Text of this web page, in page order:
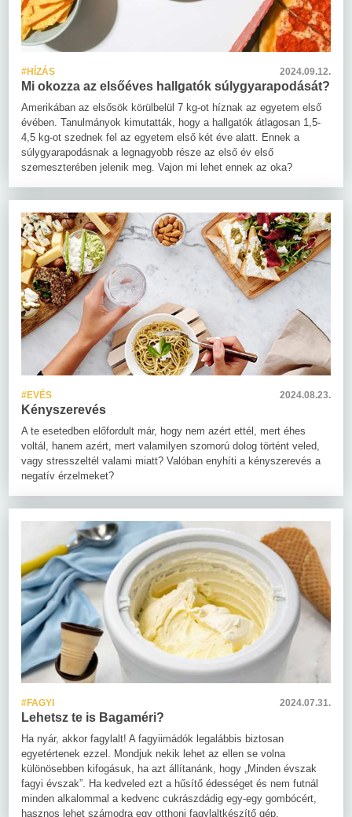
#HÍZÁS 2024.09.12.
Mi okozza az elsőéves hallgatók súlygyarapodását?
Amerikában az elsősök körülbelül 7 kg-ot híznak az egyetem első
évében. Tanulmányok kimutatták, hogy a hallgatók átlagosan 1,5-
4,5 kg-ot szednek fel az egyetem első két éve alatt. Ennek a
súlygyarapodásnak a legnagyobb része az első év első
szemeszterében jelenik meg. Vajon mi lehet ennek az oka?
#EVÉS 2024.08.23.
Kényszerevés
A te esetedben előfordult már, hogy nem azért ettél, mert éhes
voltál, hanem azért, mert valamilyen szomorú dolog történt veled,
vagy stresszeltél valami miatt? Valóban enyhíti a kényszerevés a
negatív érzelmeket?
#FAGYI 2024.07.31.
Lehetsz te is Bagaméri?
Ha nyár, akkor fagylalt! A fagyiimádók legalábbis biztosan
egyetértenek ezzel. Mondjuk nekik lehet az ellen se volna
különösebben kifogásuk, ha azt állítanánk, hogy „Minden évszak
fagyi évszak”. Ha kedveled ezt a hűsítő édességet és nem futnál
minden alkalommal a kedvenc cukrászdádig egy-egy gombócért,
hasznos lehet számodra egy otthoni fagylaltkészítő gép.